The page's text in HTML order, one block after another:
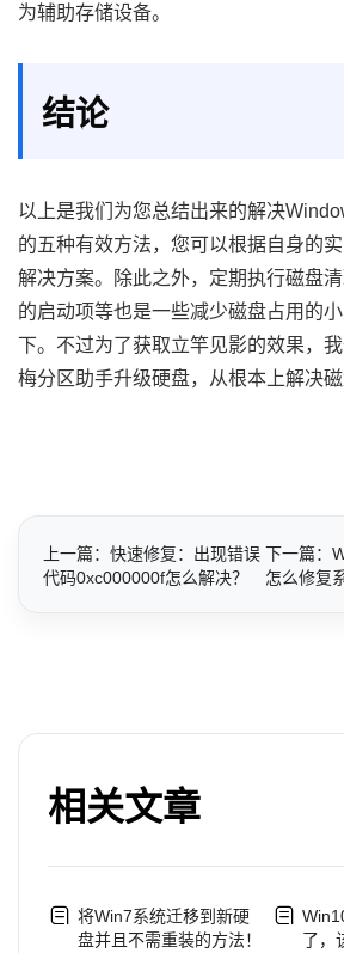
为辅助存储设备。
结论
以上是我们为您总结出来的解决
的五种有效方法，您可以根据自身的
解决方案。除此之外，定期执行磁盘
的启动项等也是一些减少磁盘占用的
下。不过为了获取立竿见影的效果，
梅分区助手升级硬盘，从根本上解决磁
上一篇：快速修复：出现错误
代码0xc000000f怎么解决？
下一篇：
怎么修复
相关文章
将Win7系统迁移到新硬
盘并且不需重装的方法！
了，